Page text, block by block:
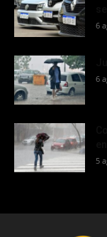
6
6
5